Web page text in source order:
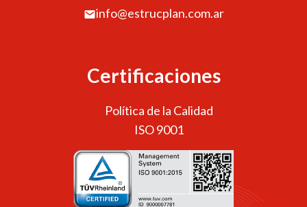
info@estrucplan.com.ar
Certificaciones
Política de la Calidad
ISO 9001